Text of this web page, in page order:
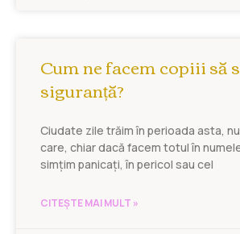
Cum ne facem copiii să
siguranță?
Ciudate zile trăim în perioada asta,
care, chiar dacă facem totul în
simțim panicați, în pericol sau cel
CITEȘTE MAI MULT »